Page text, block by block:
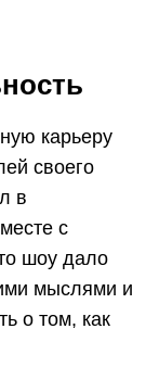
карьеру
своего
в
с
шоу дало
мыслями и
о том, как